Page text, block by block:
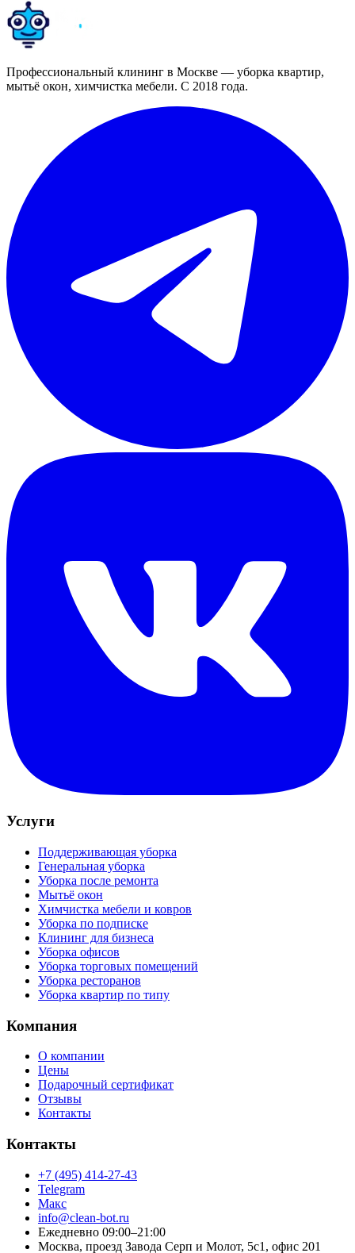
Профессиональный клининг в Москве — уборка квартир,
мытьё окон, химчистка мебели. С 2018 года.
Услуги
Поддерживающая уборка
Генеральная уборка
Уборка после ремонта
Мытьё окон
Химчистка мебели и ковров
Уборка по подписке
Клининг для бизнеса
Уборка офисов
Уборка торговых помещений
Уборка ресторанов
Уборка квартир по типу
Компания
О компании
Цены
Подарочный сертификат
Отзывы
Контакты
Контакты
+7 (495) 414-27-43
Telegram
Макс
info@clean-bot.ru
Ежедневно 09:00–21:00
Москва, проезд Завода Серп и Молот, 5с1, офис 201